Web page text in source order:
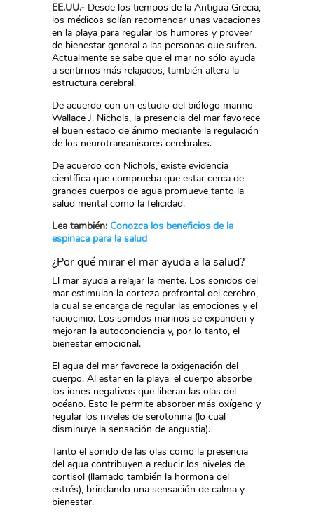
EE.UU.- Desde los tiempos de la Antigua Grecia,
los médicos solían recomendar unas vacaciones
en la playa para regular los humores y proveer
de bienestar general a las personas que sufren.
Actualmente se sabe que el mar no sólo ayuda
a sentirnos más relajados, también altera la
estructura cerebral.
De acuerdo con un estudio del biólogo marino
Wallace J. Nichols, la presencia del mar favorece
el buen estado de ánimo mediante la regulación
de los neurotransmisores cerebrales.
De acuerdo con Nichols, existe evidencia
científica que comprueba que estar cerca de
grandes cuerpos de agua promueve tanto la
salud mental como la felicidad.
Lea también: Conozca los beneficios de la
espinaca para la salud
¿Por qué mirar el mar ayuda a la salud?
El mar ayuda a relajar la mente. Los sonidos del
mar estimulan la corteza prefrontal del cerebro,
la cual se encarga de regular las emociones y el
raciocinio. Los sonidos marinos se expanden y
mejoran la autoconciencia y, por lo tanto, el
bienestar emocional.
El agua del mar favorece la oxigenación del
cuerpo. Al estar en la playa, el cuerpo absorbe
los iones negativos que liberan las olas del
océano. Esto le permite absorber más oxígeno y
regular los niveles de serotonina (lo cual
disminuye la sensación de angustia).
Tanto el sonido de las olas como la presencia
del agua contribuyen a reducir los niveles de
cortisol (llamado también la hormona del
estrés), brindando una sensación de calma y
bienestar.